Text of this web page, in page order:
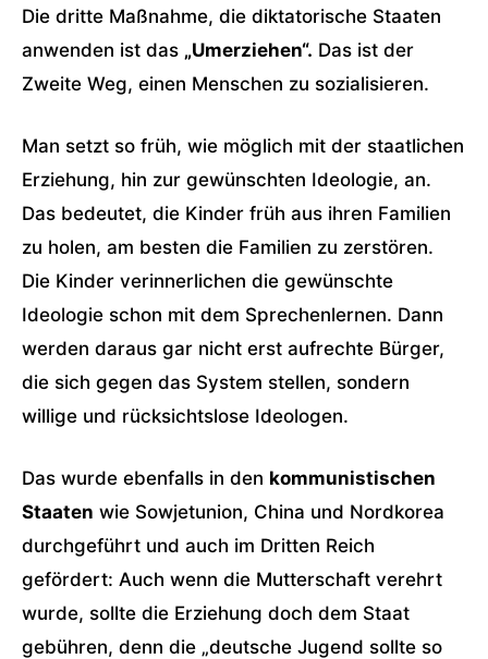
Die dritte Maßnahme, die diktatorische Staaten
anwenden ist das „Umerziehen“. Das ist der
Zweite Weg, einen Menschen zu sozialisieren.
Man setzt so früh, wie möglich mit der staatlichen
Erziehung, hin zur gewünschten Ideologie, an.
Das bedeutet, die Kinder früh aus ihren Familien
zu holen, am besten die Familien zu zerstören.
Die Kinder verinnerlichen die gewünschte
Ideologie schon mit dem Sprechenlernen. Dann
werden daraus gar nicht erst aufrechte Bürger,
die sich gegen das System stellen, sondern
willige und rücksichtslose Ideologen.
Das wurde ebenfalls in den kommunistischen
Staaten wie Sowjetunion, China und Nordkorea
durchgeführt und auch im Dritten Reich
gefördert: Auch wenn die Mutterschaft verehrt
wurde, sollte die Erziehung doch dem Staat
gebühren, denn die „deutsche Jugend sollte so